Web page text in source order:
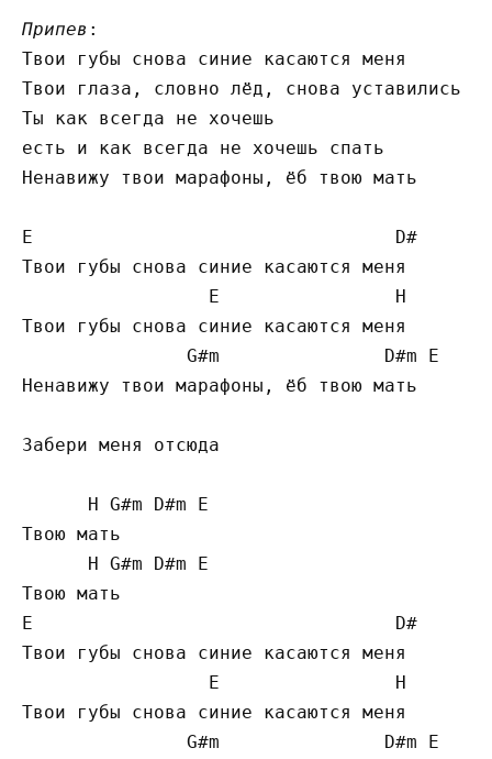
Припев :
Твои губы снова синие касаются меня
Твои глаза, словно лёд, снова уставились в
Ты как всегда не хочешь
есть и как всегда не хочешь спать
Ненавижу твои марафоны, ёб твою мать
E
D#
Твои губы снова синие касаются меня
E
H
Твои губы снова синие касаются меня
G#m D#m E
Ненавижу твои марафоны, ёб твою мать
Забери меня отсюда
H G#m D#m E
Твою мать
H G#m D#m E
E
D#
Твои губы снова синие касаются меня
E
H
Твои губы снова синие касаются меня
G#m D#m E